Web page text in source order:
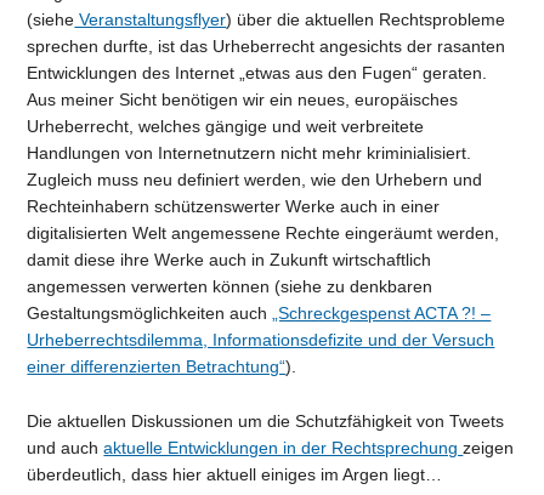
(siehe Veranstaltungsflyer) über die aktuellen Rechtsprobleme
sprechen durfte, ist das Urheberrecht angesichts der rasanten
Entwicklungen des Internet „etwas aus den Fugen“ geraten.
Aus meiner Sicht benötigen wir ein neues, europäisches
Urheberrecht, welches gängige und weit verbreitete
Handlungen von Internetnutzern nicht mehr kriminialisiert.
Zugleich muss neu definiert werden, wie den Urhebern und
Rechteinhabern schützenswerter Werke auch in einer
digitalisierten Welt angemessene Rechte eingeräumt werden,
damit diese ihre Werke auch in Zukunft wirtschaftlich
angemessen verwerten können (siehe zu denkbaren
Gestaltungsmöglichkeiten auch
„Schreckgespenst ACTA ?! –
Urheberrechtsdilemma, Informationsdefizite und der Versuch
einer differenzierten Betrachtung“).
Die aktuellen Diskussionen um die Schutzfähigkeit von Tweets
und auchaktuelle Entwicklungen in der Rechtsprechungzeigen
überdeutlich, dass hier aktuell einiges im Argen liegt…